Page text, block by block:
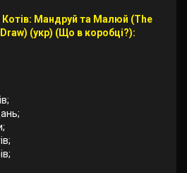
Котів: Мандруй та Малюй (The
(укр) (Що в коробці?):